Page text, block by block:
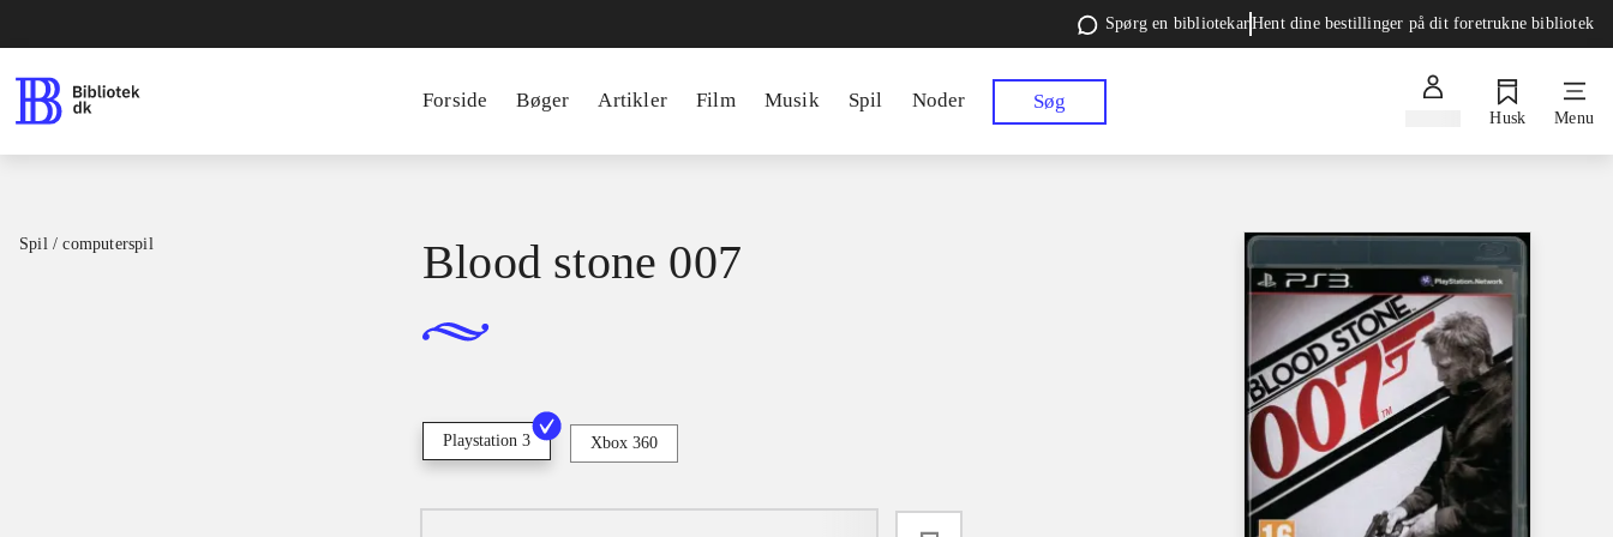
Spørg en bibliotekarHent dine bestillinger på dit foretrukne bibliotek
Forside Bøger Artikler Film Musik Spil Noder Søg
Husk Menu
Spil / computerspil Blood stone 007
Playstation 3 Xbox 360